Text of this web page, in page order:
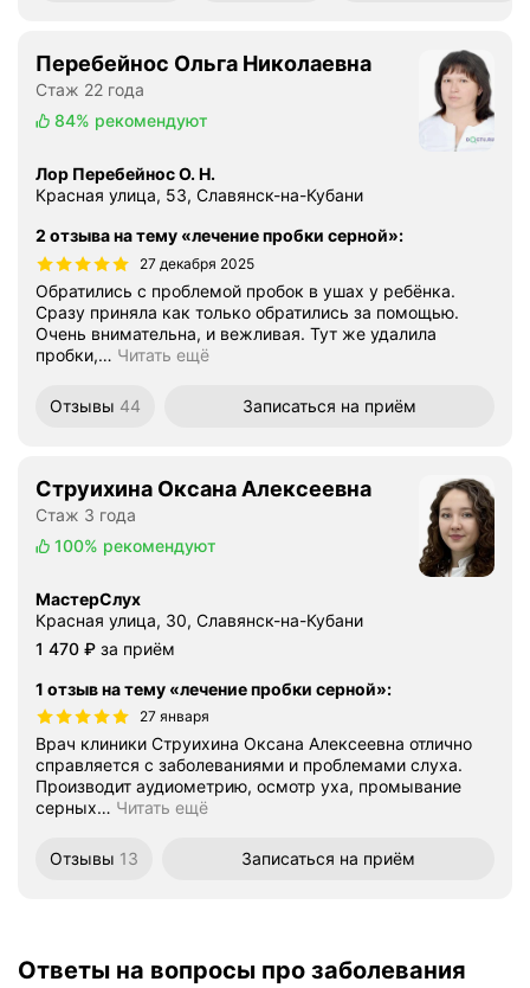
Перебейнос Ольга Николаевна
Стаж 22 года
84% рекомендуют
Лор Перебейнос О. Н.
Красная улица, 53, Славянск-на-Кубани
2 отзыва на тему «лечение пробки серной»:
27 декабря 2025
Обратились с проблемой пробок в ушах у ребёнка.
Сразу приняла как только обратились за помощью.
Очень внимательна, и вежливая. Тут же удалила
пробки,… Читать ещё
Отзывы 44 Записаться на приём
Струихина Оксана Алексеевна
Стаж 3 года
100% рекомендуют
МастерСлух
Красная улица, 30, Славянск-на-Кубани
Цена
1470
1 470 ₽ за приём
1 отзыв на тему «лечение пробки серной»:
27 января
Врач клиники Струихина Оксана Алексеевна отлично
справляется с заболеваниями и проблемами слуха.
Производит аудиометрию, осмотр уха, промывание
серных… Читать ещё
Отзывы 13 Записаться на приём
Ответы на вопросы про заболевания